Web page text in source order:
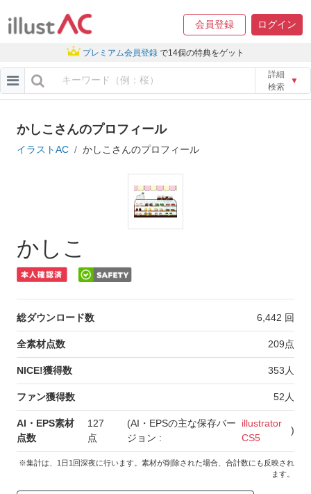
会員登録 ログイン
プレミアム会員登録 で14個の特典をゲット
詳細
検索
▼
かしこさんのプロフィール
イラストAC かしこさんのプロフィール
かしこ
総ダウンロード数 6,442 回
全素材点数 209点
NICE!獲得数 353 人
ファン獲得数 52 人
AI・EPS素材
点数
127
点
(AI・EPSの主な保存バー
ジョン :
illustrator
CS5
)
※集計は、1日1回深夜に行います。素材が削除された場合、合計数にも反映され
ます。